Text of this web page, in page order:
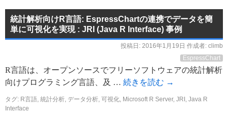
統計解析向けR言語: EspressChartの連携でデータを簡
単に可視化を実現 : JRI (Java R Interface) 事例
投稿日: 2016年1月19日 作成者: climb
EspressChart
R言語は、オープンソースでフリーソフトウェアの統計解析
向けプログラミング言語、及 … 続きを読む →
タグ: R言語, 統計分析, データ分析, 可視化, Microsoft R Server, JRI , Java R
Interface